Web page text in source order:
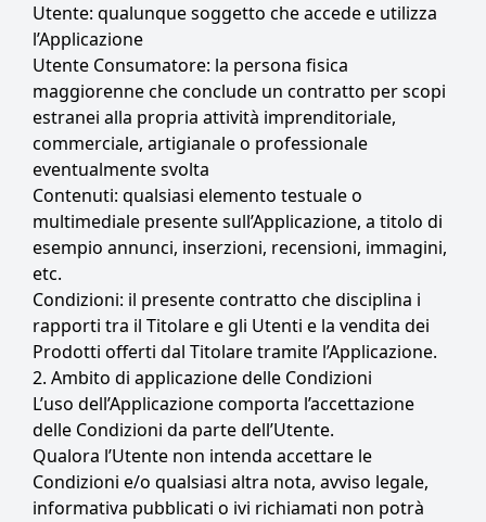
Utente: qualunque soggetto che accede e utilizza
l’Applicazione
Utente Consumatore: la persona fisica
maggiorenne che conclude un contratto per scopi
estranei alla propria attività imprenditoriale,
commerciale, artigianale o professionale
eventualmente svolta
Contenuti: qualsiasi elemento testuale o
multimediale presente sull’Applicazione, a titolo di
esempio annunci, inserzioni, recensioni, immagini,
etc.
Condizioni: il presente contratto che disciplina i
rapporti tra il Titolare e gli Utenti e la vendita dei
Prodotti offerti dal Titolare tramite l’Applicazione.
2. Ambito di applicazione delle Condizioni
L’uso dell’Applicazione comporta l’accettazione
delle Condizioni da parte dell’Utente.
Qualora l’Utente non intenda accettare le
Condizioni e/o qualsiasi altra nota, avviso legale,
informativa pubblicati o ivi richiamati non potrà